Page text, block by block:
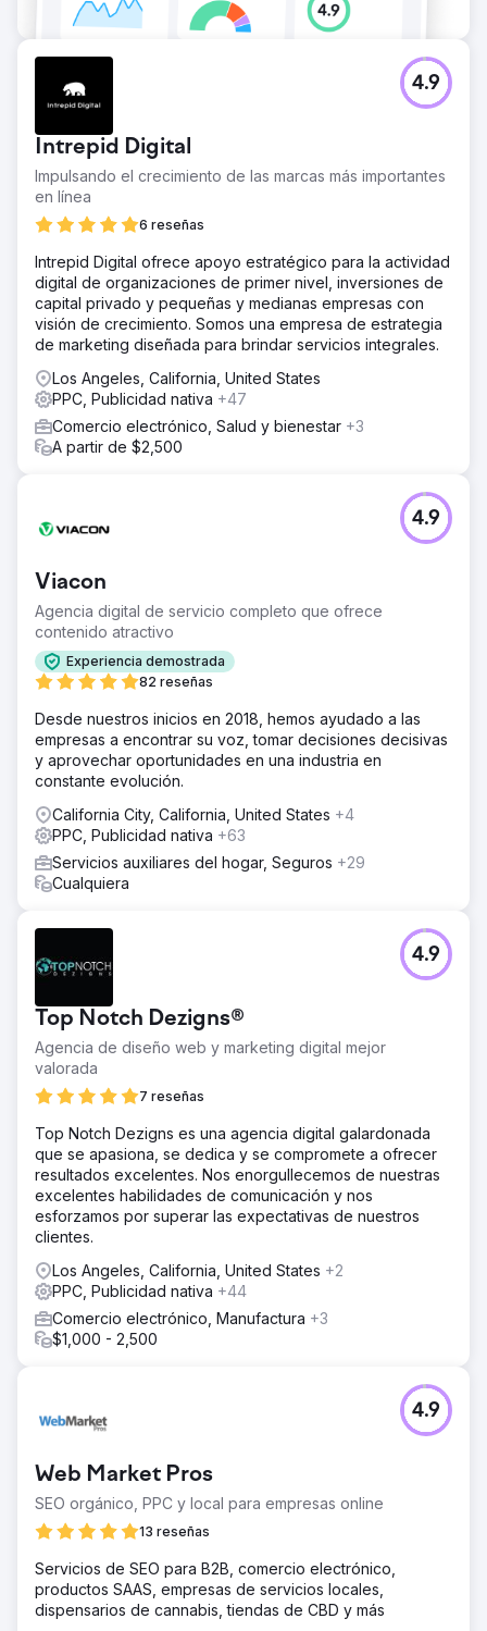
Intrepid Digital
Impulsando el crecimiento de las marcas más importantes
en línea
6 reseñas
4.9
Intrepid Digital ofrece apoyo estratégico para la actividad
digital de organizaciones de primer nivel, inversiones de
capital privado y pequeñas y medianas empresas con
visión de crecimiento. Somos una empresa de estrategia
de marketing diseñada para brindar servicios integrales.
Los Angeles, California, United States
PPC, Publicidad nativa +47
Comercio electrónico, Salud y bienestar +3
A partir de $2,500
Viacon
Agencia digital de servicio completo que ofrece
contenido atractivo
Experiencia demostrada
82 reseñas
4.9
Desde nuestros inicios en 2018, hemos ayudado a las
empresas a encontrar su voz, tomar decisiones decisivas
y aprovechar oportunidades en una industria en
constante evolución.
California City, California, United States +4
PPC, Publicidad nativa +63
Servicios auxiliares del hogar, Seguros +29
Cualquiera
Top Notch Dezigns®
Agencia de diseño web y marketing digital mejor
valorada
7 reseñas
4.9
Top Notch Dezigns es una agencia digital galardonada
que se apasiona, se dedica y se compromete a ofrecer
resultados excelentes. Nos enorgullecemos de nuestras
excelentes habilidades de comunicación y nos
esforzamos por superar las expectativas de nuestros
clientes.
Los Angeles, California, United States +2
PPC, Publicidad nativa +44
Comercio electrónico, Manufactura +3
$1,000 - 2,500
Web Market Pros
SEO orgánico, PPC y local para empresas online
13 reseñas
4.9
Servicios de SEO para B2B, comercio electrónico,
productos SAAS, empresas de servicios locales,
dispensarios de cannabis, tiendas de CBD y más